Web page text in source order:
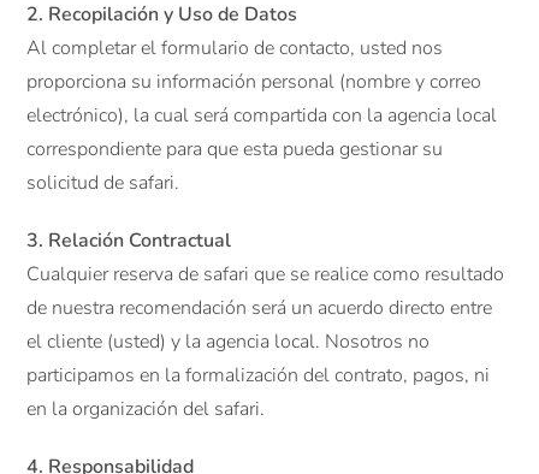
2. Recopilación y Uso de Datos
Al completar el formulario de contacto, usted nos
proporciona su información personal (nombre y correo
electrónico), la cual será compartida con la agencia local
correspondiente para que esta pueda gestionar su
solicitud de safari.
3. Relación Contractual
Cualquier reserva de safari que se realice como resultado
de nuestra recomendación será un acuerdo directo entre
el cliente (usted) y la agencia local. Nosotros no
participamos en la formalización del contrato, pagos, ni
en la organización del safari.
4. Responsabilidad